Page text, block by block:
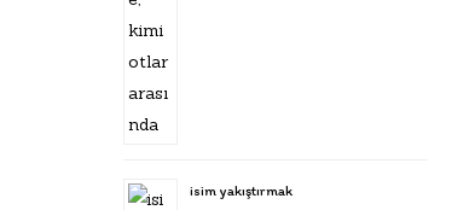
isim yakıştırmak